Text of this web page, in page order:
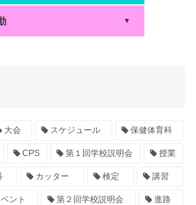
▼
大会 スケジュール 保健体育科
CPS 第１回学校説明会 授業
カッター 検定 講習
ント 第２回学校説明会 進路